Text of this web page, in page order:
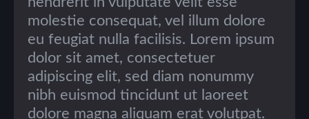
molestie consequat, vel illum dolore
eu feugiat nulla facilisis. Lorem ipsum
dolor sit amet, consectetuer
adipiscing elit, sed diam nonummy
nibh euismod tincidunt ut laoreet
dolore magna aliquam erat volutpat.